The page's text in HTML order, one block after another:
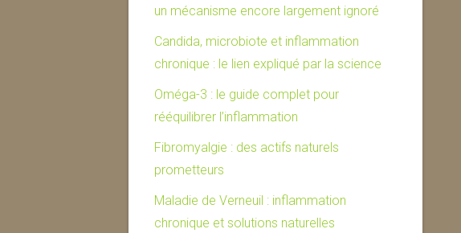
un mécanisme encore largement ignoré
Candida, microbiote et inflammation
chronique : le lien expliqué par la science
Oméga-3 : le guide complet pour
rééquilibrer l’inflammation
Fibromyalgie : des actifs naturels
prometteurs
Maladie de Verneuil : inflammation
chronique et solutions naturelles